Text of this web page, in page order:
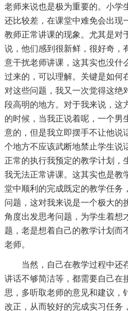
老师来说也是极为重要的。小学
还比较差，在课堂中难免会出现
教师正常讲课的现象。尤其是对
说，他们感到很新鲜，很好奇，
意干扰老师讲课，这其实也没什
过来的，可以理解。关键是如何
对这些问题，我又一次觉得这绝
段高明的地方。对于我来说，这
的时候，当我正说着呢，一个男
意的，但是我立即摆手不让他说
个地方不应该武断地禁止学生说
正常的执行我预定的教学计划，
我无法正常讲课。这其实也是教
堂中顺利的完成既定的教学任务
问题，这对我来说是一个极大的
角度出发思考问题，为学生着想
题，老是想着自己的教学计划而
老师。
当然，自己在教学过程中还
讲话不够简洁等，都需要自己在
思，多听取老师的意见和建议，
改正，从而较好的完成实习任务